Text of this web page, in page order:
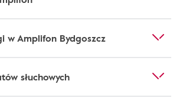
w Amplifon Bydgoszcz
słuchowych